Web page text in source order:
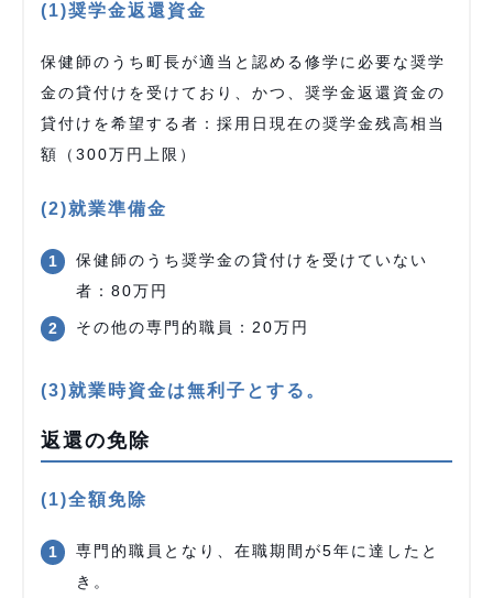
(1)奨学金返還資金
保健師のうち町長が適当と認める修学に必要な奨学
金の貸付けを受けており、かつ、奨学金返還資金の
貸付けを希望する者：採用日現在の奨学金残高相当
額（300万円上限）
(2)就業準備金
保健師のうち奨学金の貸付けを受けていない
者：80万円
その他の専門的職員：20万円
(3)就業時資金は無利子とする。
返還の免除
(1)全額免除
専門的職員となり、在職期間が5年に達したと
き。